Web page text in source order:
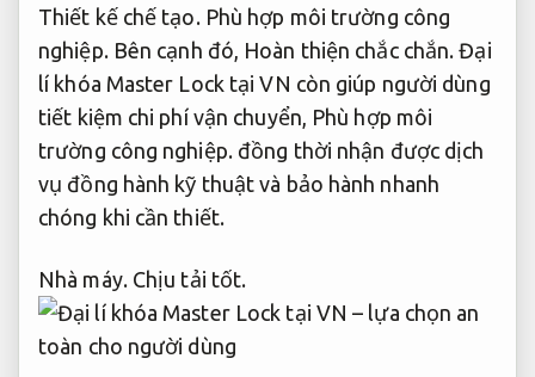
Thiết kế chế tạo. Phù hợp môi trường công
nghiệp.Bên cạnh đó, Hoàn thiện chắc chắn. Đại
lí khóa Master Lock tại VN còn giúp người dùng
tiết kiệm chi phí vận chuyển, Phù hợp môi
trường công nghiệp.đồng thời nhận được dịch
vụ đồng hành kỹ thuật và bảo hành nhanh
chóng khi cần thiết.
Nhà máy. Chịu tải tốt.